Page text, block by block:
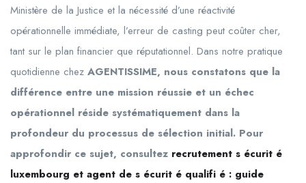
Ministère de la Justice et la nécessité d’une réactivité
opérationnelle immédiate, l’erreur de casting peut coûter cher,
tant sur le plan financier que réputationnel. Dans notre pratique
quotidienne chez AGENTISSIME, nous constatons que la
différence entre une mission réussie et un échec
opérationnel réside systématiquement dans la
profondeur du processus de sélection initial. Pour
approfondir ce sujet, consultez recrutement s écurit é
luxembourg et agent de s écurit é qualifi é : guide